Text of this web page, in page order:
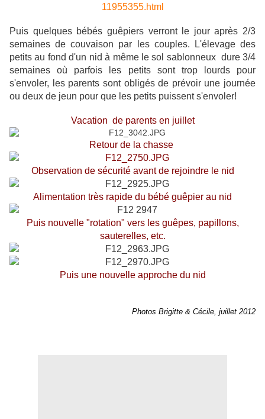
11955355.html
Puis quelques bébés guêpiers verront le jour après 2/3
semaines de couvaison par les couples. L'élevage des
petits au fond d'un nid à même le sol sablonneux dure 3/4
semaines où parfois les petits sont trop lourds pour
s'envoler, les parents sont obligés de prévoir une journée
ou deux de jeun pour que les petits puissent s'envoler!
Vacation de parents en juillet
Retour de la chasse
Observation de sécurité avant de rejoindre le nid
Alimentation très rapide du bébé guêpier au nid
Puis nouvelle "rotation" vers les guêpes, papillons,
sauterelles, etc.
Puis une nouvelle approche du nid
Photos Brigitte & Cécile, juillet 2012